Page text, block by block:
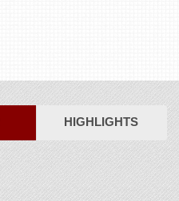
HIGHLIGHTS